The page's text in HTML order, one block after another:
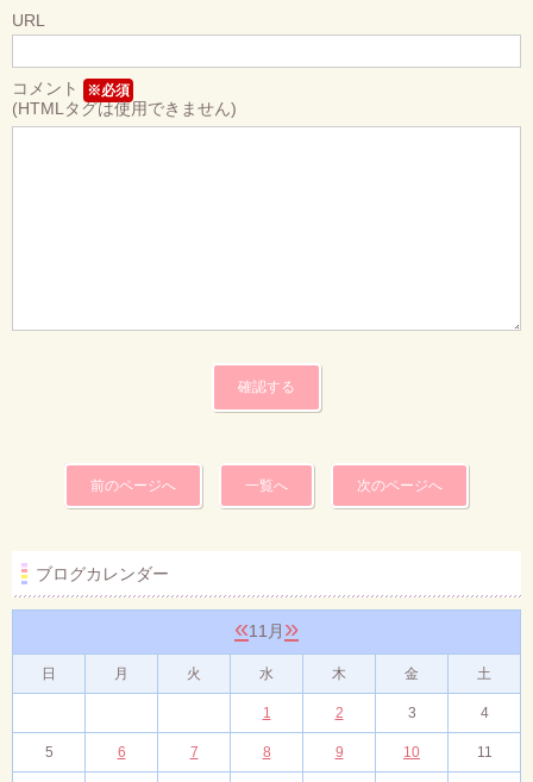
URL
コメント ※必須
(HTMLタグは使用できません)
前のページへ 一覧へ 次のページへ
ブログカレンダー
«11月 »
日 月 火 水 木 金 土
1 2 3 4
5 6 7 8 9 10 11